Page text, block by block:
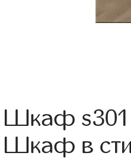
Шкаф s301
Шкаф в